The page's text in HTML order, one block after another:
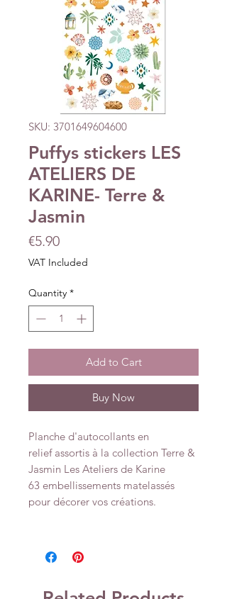
SKU: 3701649604600
Puffys stickers LES
ATELIERS DE
KARINE- Terre &
Jasmin
€5.90Price
VAT Included
Quantity *
Add to Cart
Buy Now
Planche d'autocollants en
relief assortis à la collection Terre &
Jasmin Les Ateliers de Karine
63 embellissements matelassés
pour décorer vos créations.